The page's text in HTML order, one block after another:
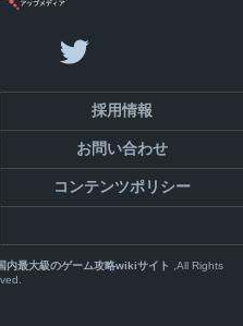
採用情報
お問い合わせ
コンテンツポリシー
内最大級のゲーム攻略wikiサイト
,All Rights